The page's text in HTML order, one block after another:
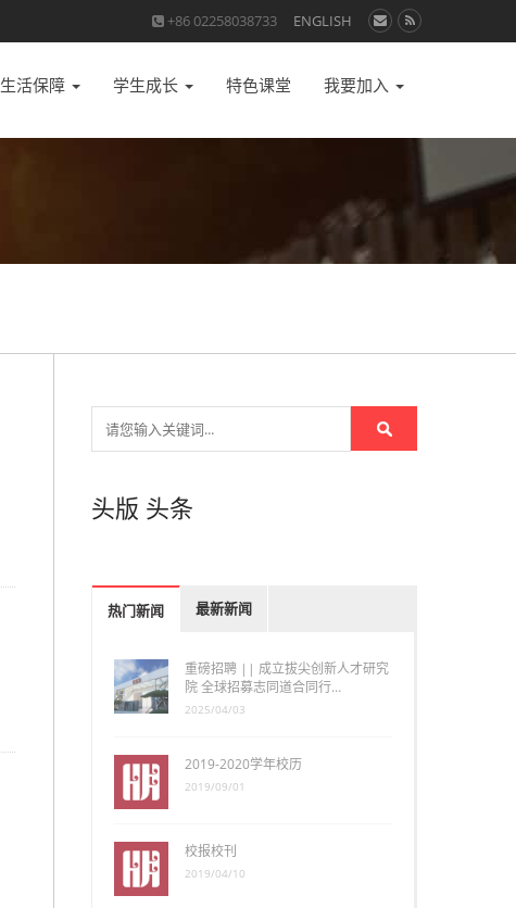
+86 02258038733 ENGLISH
生活保障 学生成长 特色课堂 我要加入
头版 头条
热门新闻 最新新闻
重磅招聘 || 成立拔尖创新人才研究
院 全球招募志同道合同行…
2025/04/03
2019-2020学年校历
2019/09/01
校报校刊
2019/04/10